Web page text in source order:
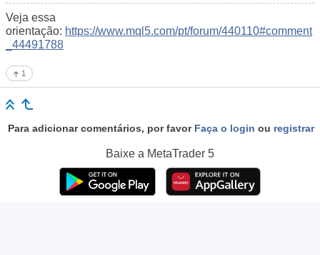
Veja essa
orientação: https://www.mql5.com/pt/forum/440110#comment
_44491788
1
Para adicionar comentários, por favor Faça o login ou registrar
Baixe a MetaTrader 5